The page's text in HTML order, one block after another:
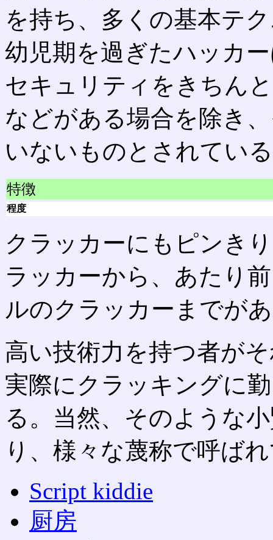
を持ち、多くの基本テ
幼児期を過ぎたハッカ
セキュリティをきちん
などがある場合を除き
いないものとされてい
特徴
程度
クラッカーにもピンき
ラッカーから、あたり
ルのクラッカーまでが
高い技術力を持つ者が
実際にクラッキングに
る。当然、そのような
り、様々な蔑称で呼ば
Script kiddie
厨房